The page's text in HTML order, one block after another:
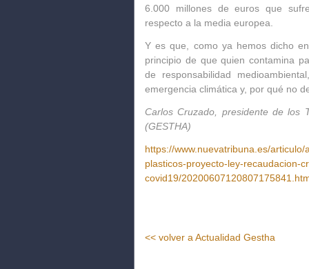
6.000 millones de euros que
respecto a la media europea.
Y es que, como ya hemos dicho
principio de que quien contamina
de responsabilidad
emergencia climática y, por qué no
Carlos Cruzado, presidente de los
(GESTHA)
https://www.nuevatribuna.es/
plasticos-proyecto-ley-recaudacion-
covid19/
<< volver a Actualidad Gestha